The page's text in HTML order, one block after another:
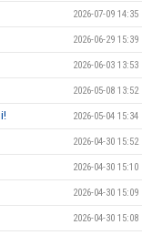
2026-07-09 14:35
2026-06-29 15:39
2026-06-03 13:53
2026-05-08 13:52
2026-05-04 15:34
2026-04-30 15:52
2026-04-30 15:10
2026-04-30 15:09
2026-04-30 15:08